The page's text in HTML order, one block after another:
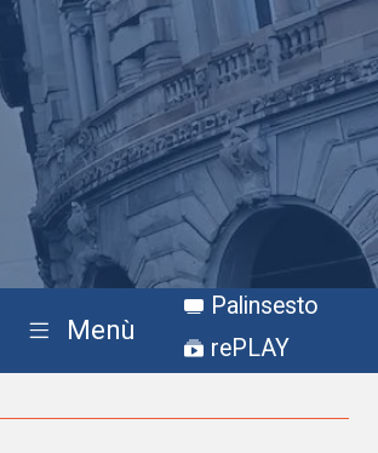
Menù
Palinsesto
rePLAY